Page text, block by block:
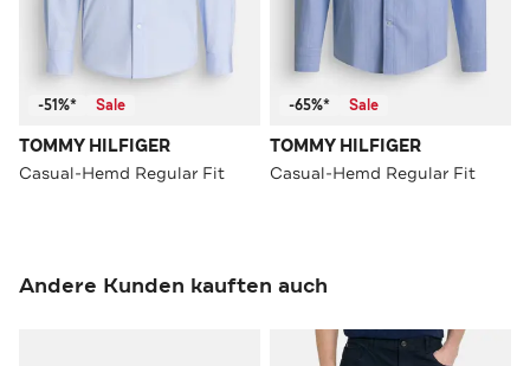
-51%* Sale
TOMMY HILFIGER
Casual-Hemd Regular Fit
-65%* Sale
TOMMY HILFIGER
Casual-Hemd Regular Fit
Andere Kunden kauften auch